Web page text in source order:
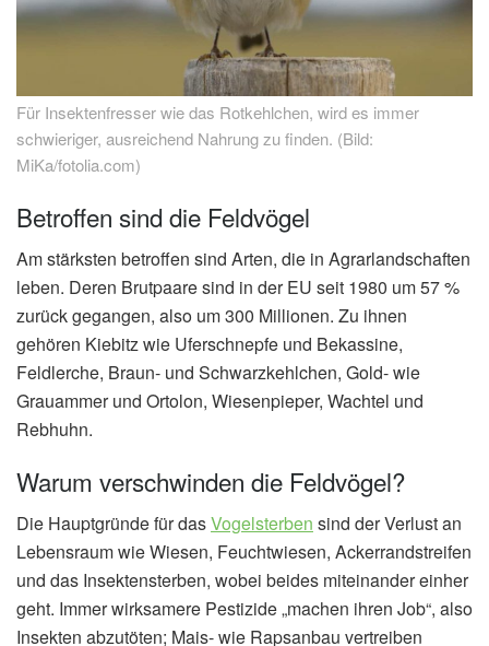
Für Insektenfresser wie das Rotkehlchen, wird es immer
schwieriger, ausreichend Nahrung zu finden. (Bild:
MiKa/fotolia.com)
Betroffen sind die Feldvögel
Am stärksten betroffen sind Arten, die in Agrarlandschaften
leben. Deren Brutpaare sind in der EU seit 1980 um 57 %
zurück gegangen, also um 300 Millionen. Zu ihnen
gehören Kiebitz wie Uferschnepfe und Bekassine,
Feldlerche, Braun- und Schwarzkehlchen, Gold- wie
Grauammer und Ortolon, Wiesenpieper, Wachtel und
Rebhuhn.
Warum verschwinden die Feldvögel?
Die Hauptgründe für dasVogelsterben sind der Verlust an
Lebensraum wie Wiesen, Feuchtwiesen, Ackerrandstreifen
und das Insektensterben, wobei beides miteinander einher
geht. Immer wirksamere Pestizide „machen ihren Job“, also
Insekten abzutöten; Mais- wie Rapsanbau vertreiben